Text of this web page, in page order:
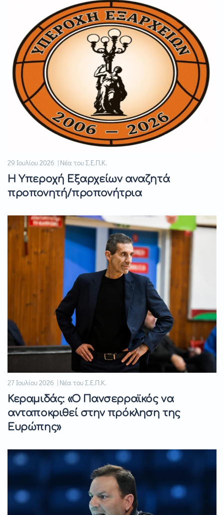
29 Ιουλίου 2026 | Νέα του Σ.Ε.Π.Κ.
Η Υπεροχή Εξαρχείων αναζητά
προπονητή/προπονήτρια
27 Ιουλίου 2026 | Νέα του Σ.Ε.Π.Κ.
Κεραμιδάς: «Ο Πανσερραϊκός να
ανταποκριθεί στην πρόκληση της
Ευρώπης»